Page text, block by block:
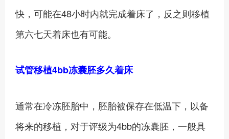
快，可能在48小时内就完成着床了，反之则移植
第六七天着床也有可能。
试管移植4bb冻囊胚多久着床
通常在冷冻胚胎中，胚胎被保存在低温下，以备
将来的移植，对于评级为4bb的冻囊胚，一般具